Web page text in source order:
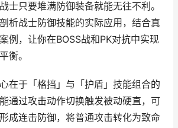
士只要堆满防御装备就能无往不利。
析战士防御技能的实际应用，结合真
例，让你在BOSS战和PK对抗中实现
衡。
在于「格挡」与「护盾」技能组合的
通过攻击动作切换触发被动硬直，可
成连击防御，将普通攻击转化为致命